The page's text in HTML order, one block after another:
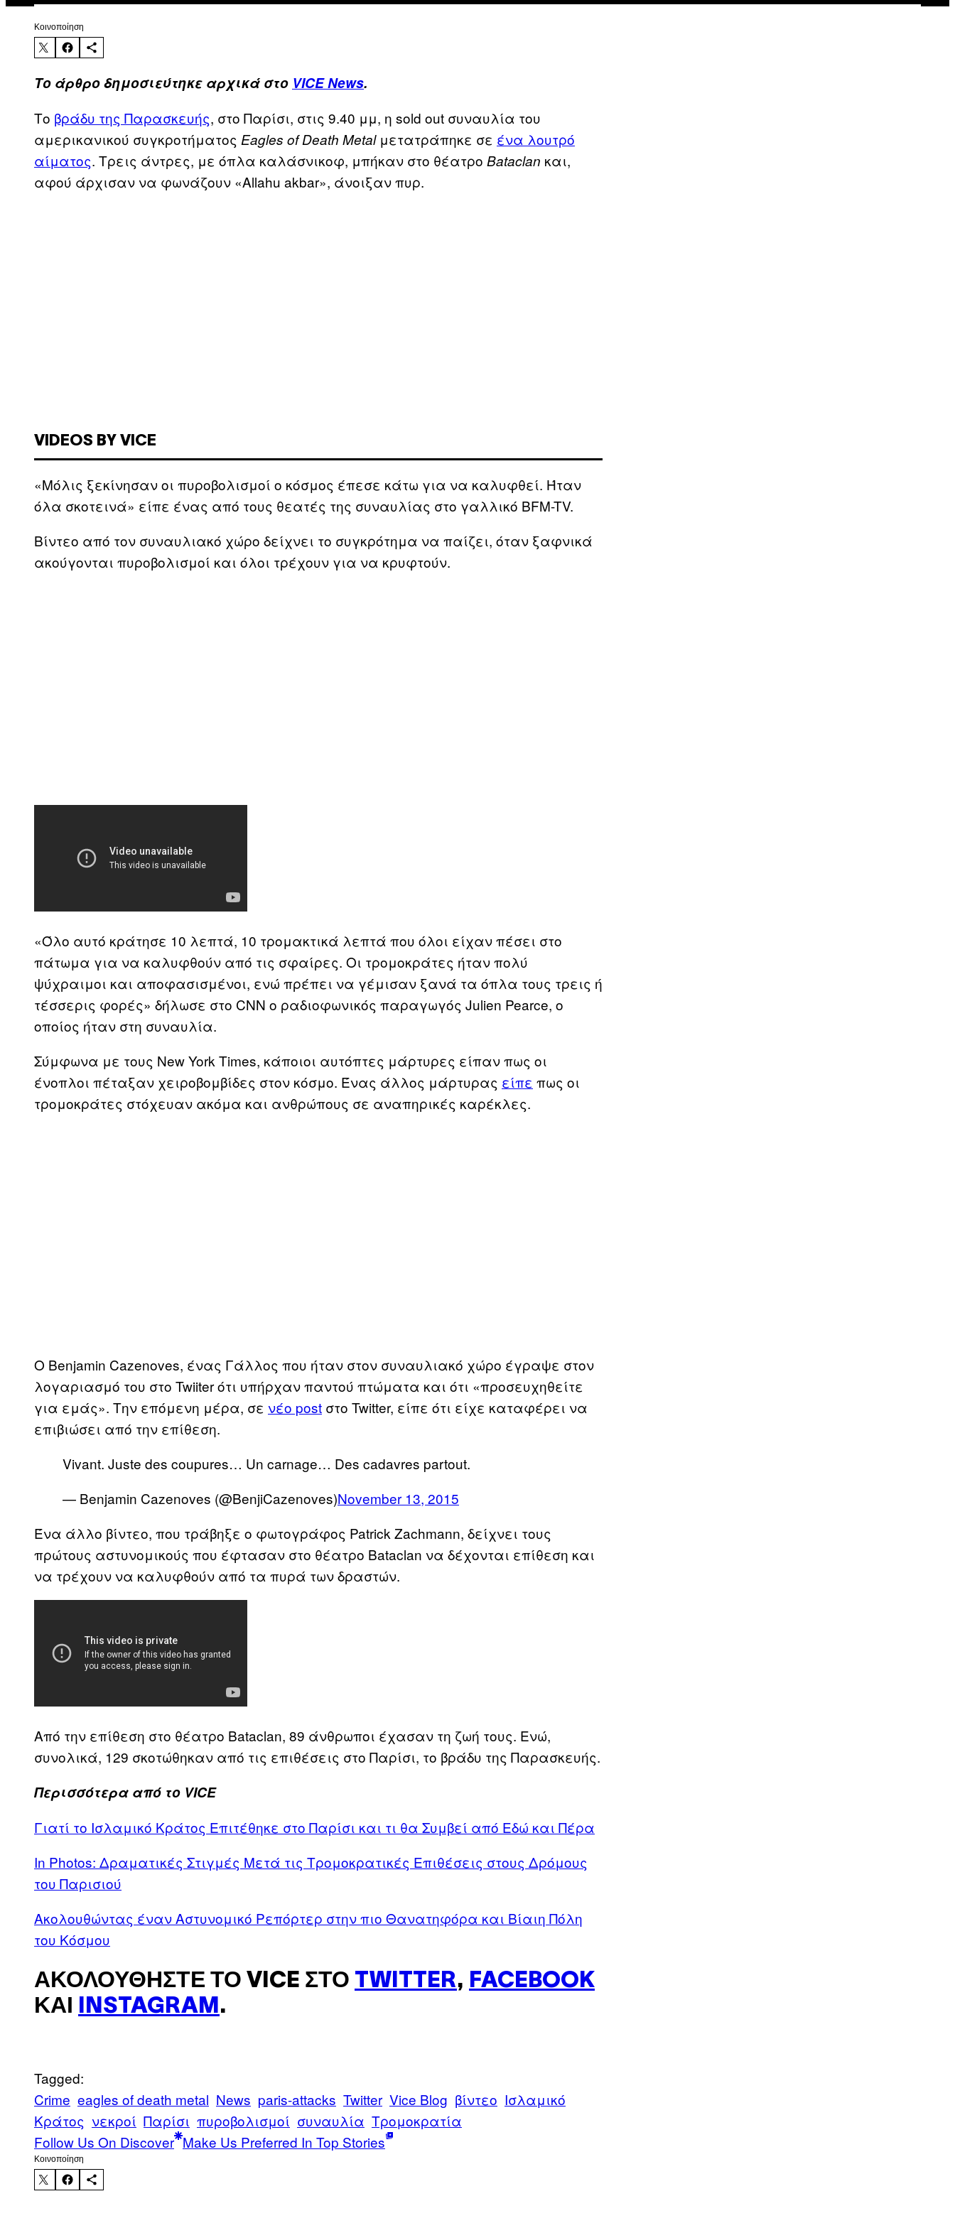
Kοινοποίηση
Το άρθρο δημοσιεύτηκε αρχικά στο VICE News.
Το βράδυ της Παρασκευής, στο Παρίσι, στις 9.40 μμ, η sold out συναυλία του
αμερικανικού συγκροτήματος Eagles of Death Metalμετατράπηκε σε ένα λουτρό
αίματος. Τρεις άντρες, με όπλα καλάσνικοφ, μπήκαν στο θέατρο Bataclan και,
αφού άρχισαν να φωνάζουν «Allahu akbar», άνοιξαν πυρ.
VIDEOS BY VICE
«Μόλις ξεκίνησαν οι πυροβολισμοί ο κόσμος έπεσε κάτω για να καλυφθεί. Ήταν
όλα σκοτεινά» είπε ένας από τους θεατές της συναυλίας στο γαλλικό BFM-TV.
Βίντεο από τον συναυλιακό χώρο δείχνει το συγκρότημα να παίζει, όταν ξαφνικά
ακούγονται πυροβολισμοί και όλοι τρέχουν για να κρυφτούν.
«Όλο αυτό κράτησε 10 λεπτά, 10 τρομακτικά λεπτά που όλοι είχαν πέσει στο
πάτωμα για να καλυφθούν από τις σφαίρες. Οι τρομοκράτες ήταν πολύ
ψύχραιμοι και αποφασισμένοι, ενώ πρέπει να γέμισαν ξανά τα όπλα τους τρεις ή
τέσσερις φορές» δήλωσε στο CNN ο ραδιοφωνικός παραγωγός Julien Pearce, ο
οποίος ήταν στη συναυλία.
Σύμφωνα με τους New York Times, κάποιοι αυτόπτες μάρτυρες είπαν πως οι
ένοπλοι πέταξαν χειροβομβίδες στον κόσμο. Ένας άλλος μάρτυρας είπε πως οι
τρομοκράτες στόχευαν ακόμα και ανθρώπους σε αναπηρικές καρέκλες.
Ο Benjamin Cazenoves, ένας Γάλλος που ήταν στον συναυλιακό χώρο έγραψε στον
λογαριασμό του στο Twiiter ότι υπήρχαν παντού πτώματα και ότι «προσευχηθείτε
για εμάς». Την επόμενη μέρα, σε νέο post στο Twitter, είπε ότι είχε καταφέρει να
επιβιώσει από την επίθεση.
Vivant. Juste des coupures… Un carnage… Des cadavres partout.
— Benjamin Cazenoves (@BenjiCazenoves)November 13, 2015
Ένα άλλο βίντεο, που τράβηξε ο φωτογράφος Patrick Zachmann, δείχνει τους
πρώτους αστυνομικούς που έφτασαν στο θέατρο Bataclan να δέχονται επίθεση και
να τρέχουν να καλυφθούν από τα πυρά των δραστών.
Από την επίθεση στο θέατρο Bataclan, 89 άνθρωποι έχασαν τη ζωή τους. Ενώ,
συνολικά, 129 σκοτώθηκαν από τις επιθέσεις στο Παρίσι, το βράδυ της Παρασκευής.
Περισσότερα από το VICE
Γιατί το Ισλαμικό Κράτος Επιτέθηκε στο Παρίσι και τι θα Συμβεί από Εδώ και Πέρα
In Photos: Δραματικές Στιγμές Μετά τις Τρομοκρατικές Επιθέσεις στους Δρόμους
του Παρισιού
Ακολουθώντας έναν Αστυνομικό Ρεπόρτερ στην πιο Θανατηφόρα και Βίαιη Πόλη
του Κόσμου
ΑΚΟΛΟΥΘΉΣΤΕ ΤΟ VICE ΣΤΟ TWITTER, FACEBOOK
ΚΑΙ
INSTAGRAM .
Tagged:
Crime eagles of death metal News paris-attacks Twitter Vice Blog βίντεο Ισλαμικό
Κράτος νεκροί Παρίσι πυροβολισμοί συναυλία Τρομοκρατία
Follow Us On Discover Make Us Preferred In Top Stories
Kοινοποίηση